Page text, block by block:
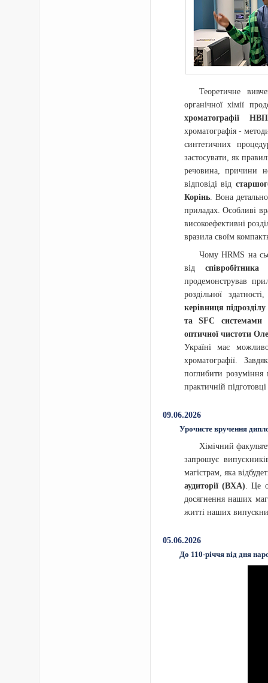
Теоретичне
органічної хімії
хроматографії
хроматографія -
синтетичних
застосувати, як
речовина, причини
відповіді від
Корінь. Вона
приладах. Особливі
високоефективні
вразила своїм
Чому HRMS на
від
продемонстрував
роздільної
керівниця
та SFC системами
оптичної чистоти
Україні має
хроматографії.
поглибити розуміння
практичній
09.06.2026
Урочисте вручення
Хімічний
запрошує
магістрам, яка
аудиторії (ВХА). Це
досягнення наших
житті наших
05.06.2026
До 110-річчя від дня